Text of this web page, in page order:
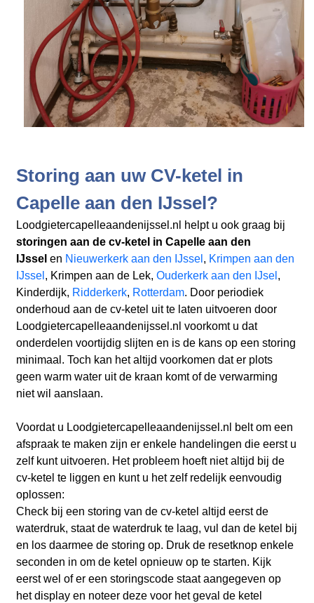
Storing aan uw CV-ketel in
Capelle aan den IJssel?
Loodgietercapelleaandenijssel.nl helpt u ook graag bij
storingen aan de cv-ketel in Capelle aan den
IJssel en Nieuwerkerk aan den IJssel , Krimpen aan den
IJssel , Krimpen aan de Lek, Ouderkerk aan den IJsel ,
Kinderdijk, Ridderkerk, Rotterdam. Door periodiek
onderhoud aan de cv-ketel uit te laten uitvoeren door
Loodgietercapelleaandenijssel.nl voorkomt u dat
onderdelen voortijdig slijten en is de kans op een storing
minimaal. Toch kan het altijd voorkomen dat er plots
geen warm water uit de kraan komt of de verwarming
niet wil aanslaan.
Voordat u Loodgietercapelleaandenijssel.nl belt om een
afspraak te maken zijn er enkele handelingen die eerst u
zelf kunt uitvoeren. Het probleem hoeft niet altijd bij de
cv-ketel te liggen en kunt u het zelf redelijk eenvoudig
oplossen:
Check bij een storing van de cv-ketel altijd eerst de
waterdruk, staat de waterdruk te laag, vul dan de ketel bij
en los daarmee de storing op. Druk de resetknop enkele
seconden in om de ketel opnieuw op te starten. Kijk
eerst wel of er een storingscode staat aangegeven op
het display en noteer deze voor het geval de ketel